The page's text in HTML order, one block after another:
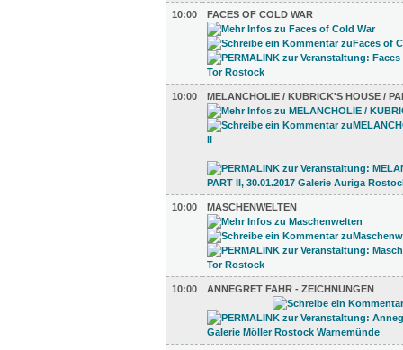
10:00 FACES OF COLD WAR
10:00 MELANCHOLIE / KUBRICK'S HOUSE /
10:00 MASCHENWELTEN
10:00 ANNEGRET FAHR - ZEICHNUNGEN